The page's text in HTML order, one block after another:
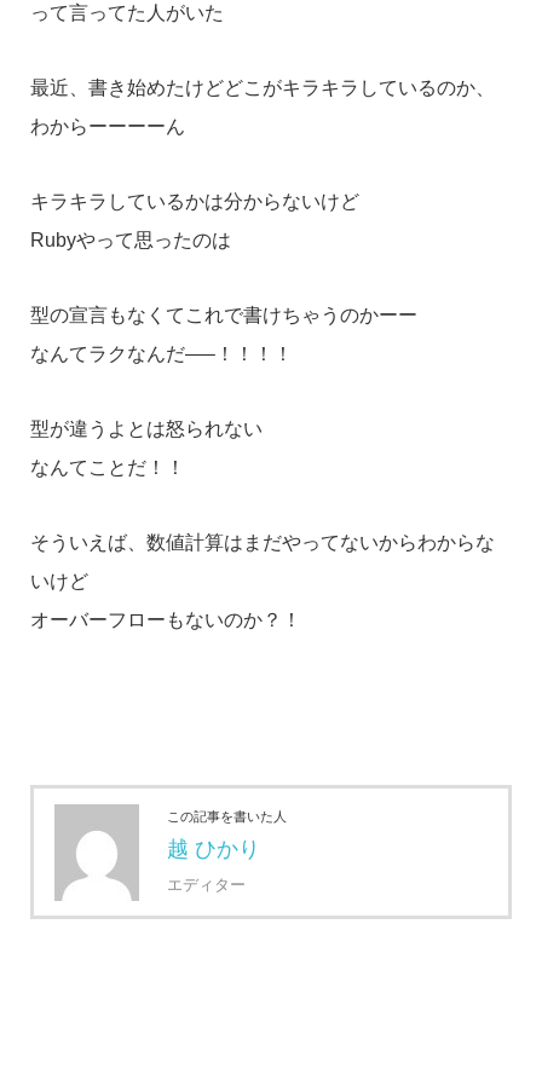
って言ってた人がいた
最近、書き始めたけどどこがキラキラしているのか、
わからーーーーん
キラキラしているかは分からないけど
Rubyやって思ったのは
型の宣言もなくてこれで書けちゃうのかーー
なんてラクなんだ—–！！！！
型が違うよとは怒られない
なんてことだ！！
そういえば、数値計算はまだやってないからわからな
いけど
オーバーフローもないのか？！
この記事を書いた人
越 ひかり
エディター